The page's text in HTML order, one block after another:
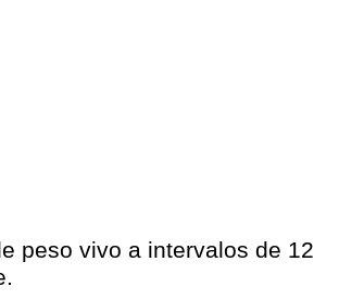
peso vivo a intervalos de 12